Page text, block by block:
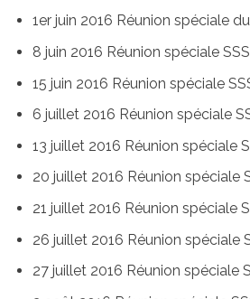
1er juin 2016 Réunion spéciale
8 juin 2016 Réunion spéciale
15 juin 2016 Réunion spéciale
6 juillet 2016 Réunion spéciale
13 juillet 2016 Réunion spéciale
20 juillet 2016 Réunion spéciale
21 juillet 2016 Réunion spéciale
26 juillet 2016 Réunion spéciale
27 juillet 2016 Réunion spéciale